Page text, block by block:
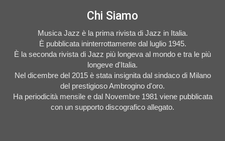
Chi Siamo
Musica Jazz è la prima rivista di Jazz in Italia.
È pubblicata ininterrottamente dal luglio 1945.
È la seconda rivista di Jazz più longeva al mondo e tra le più
longeve d'Italia.
Nel dicembre del 2015 è stata insignita dal sindaco di Milano
del prestigioso Ambrogino d'oro.
Ha periodicità mensile e dal Novembre 1981 viene pubblicata
con un supporto discografico allegato.